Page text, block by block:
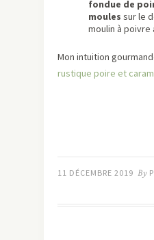
fondue de
moules sur le
moulin à poivre
Mon intuition
rustique poire et
11 DÉCEMBRE 2019 By